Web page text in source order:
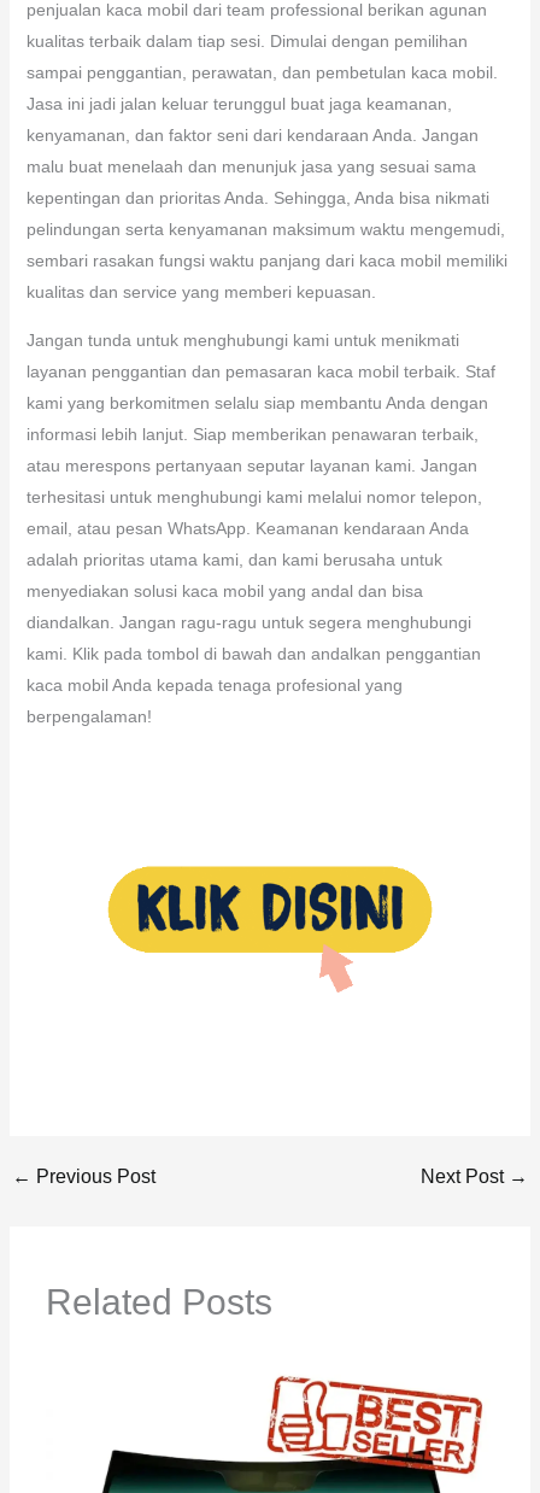
penjualan kaca mobil dari team professional berikan agunan
kualitas terbaik dalam tiap sesi. Dimulai dengan pemilihan
sampai penggantian, perawatan, dan pembetulan kaca mobil.
Jasa ini jadi jalan keluar terunggul buat jaga keamanan,
kenyamanan, dan faktor seni dari kendaraan Anda. Jangan
malu buat menelaah dan menunjuk jasa yang sesuai sama
kepentingan dan prioritas Anda. Sehingga, Anda bisa nikmati
pelindungan serta kenyamanan maksimum waktu mengemudi,
sembari rasakan fungsi waktu panjang dari kaca mobil memiliki
kualitas dan service yang memberi kepuasan.
Jangan tunda untuk menghubungi kami untuk menikmati
layanan penggantian dan pemasaran kaca mobil terbaik. Staf
kami yang berkomitmen selalu siap membantu Anda dengan
informasi lebih lanjut. Siap memberikan penawaran terbaik,
atau merespons pertanyaan seputar layanan kami. Jangan
terhesitasi untuk menghubungi kami melalui nomor telepon,
email, atau pesan WhatsApp. Keamanan kendaraan Anda
adalah prioritas utama kami, dan kami berusaha untuk
menyediakan solusi kaca mobil yang andal dan bisa
diandalkan. Jangan ragu-ragu untuk segera menghubungi
kami. Klik pada tombol di bawah dan andalkan penggantian
kaca mobil Anda kepada tenaga profesional yang
berpengalaman!
← Previous Post Next Post →
Related Posts